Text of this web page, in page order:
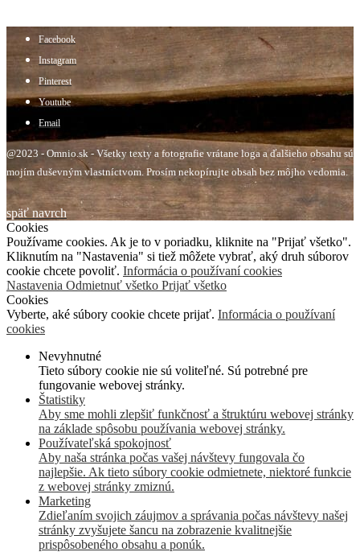
Facebook
Instagram
Pinterest
Youtube
Email
@2023 - Omnio.sk - Všetky texty a fotografie vrátane loga a ďalšieho obsahu sú
mojím duševným vlastníctvom. Prosím nekopírujte obsah bez môjho vedomia.
späť navrch
Cookies
Používame cookies. Ak je to v poriadku, kliknite na "Prijať všetko".
Kliknutím na "Nastavenia" si tiež môžete vybrať, aký druh súborov
cookie chcete povoliť. Informácia o používaní cookies
Nastavenia Odmietnuť všetko Prijať všetko
Cookies
Vyberte, aké súbory cookie chcete prijať. Informácia o používaní
cookies
Nevyhnutné
Tieto súbory cookie nie sú voliteľné. Sú potrebné pre
fungovanie webovej stránky.
Štatistiky
Aby sme mohli zlepšiť funkčnosť a štruktúru webovej stránky
na základe spôsobu používania webovej stránky.
Používateľská spokojnosť
Aby naša stránka počas vašej návštevy fungovala čo
najlepšie. Ak tieto súbory cookie odmietnete, niektoré funkcie
z webovej stránky zmiznú.
Marketing
Zdieľaním svojich záujmov a správania počas návštevy našej
stránky zvyšujete šancu na zobrazenie kvalitnejšie
prispôsobeného obsahu a ponúk.